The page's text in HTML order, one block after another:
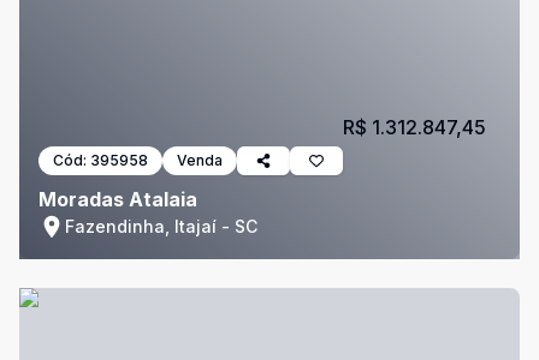
Cód: 395958 Venda
Moradas Atalaia
Fazendinha, Itajaí - SC
R$ 1.312.847,45